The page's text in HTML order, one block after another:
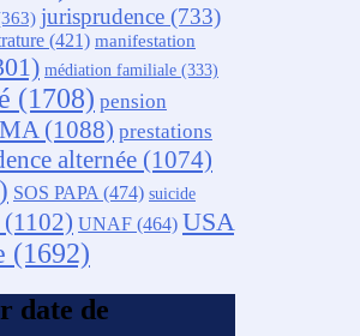
jurisprudence (733)
(421) manifestation
médiation familiale (333)
(1708) pension
(1088) prestations
alternée (1074)
SOS PAPA(474) suicide
(1102) UNAF (464) USA
(1692)
date de